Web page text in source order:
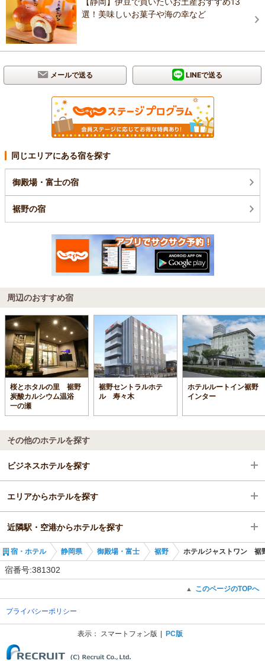
選！美味しいお菓子や海の幸など
メールで送る LINEで送る
同じエリアにある宿を探す
御殿場・富士の宿
裾野の宿
周辺のおすすめ宿
桜とホタルの里 裾野
炭酸カルシウム温浴
一の瀬
裾野セントラルホテ
ル 寿々木
ホテルルートイン裾野
インター
その他のホテルを探す
ビジネスホテルを探す
静岡県
御殿場・富士
裾野
エリアからホテルを探す
静岡県
御殿場・富士
近隣駅・空港からホテルを探す
裾野駅
三島駅
宿・ホテル 静岡県 御殿場・富士 裾野 ホテルジャストワン 裾
宿番号:381302
▲ このページのTOPへ
プライバシーポリシー
表示： スマートフォン版 PC版